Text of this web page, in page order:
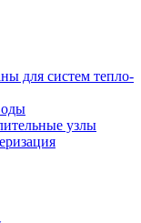
для систем тепло-
узлы